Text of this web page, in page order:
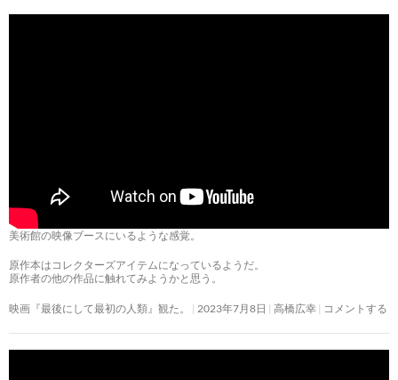
美術館の映像ブースにいるような感覚。
原作本はコレクターズアイテムになっているようだ。
原作者の他の作品に触れてみようかと思う。
映画『最後にして最初の人類』観た。 2023年7月8日 高橋広幸 コメントする